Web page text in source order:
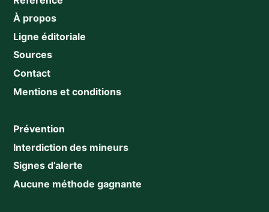
À propos
Ligne éditoriale
Sources
Contact
Mentions et conditions
Prévention
Interdiction des mineurs
Signes d’alerte
Aucune méthode gagnante